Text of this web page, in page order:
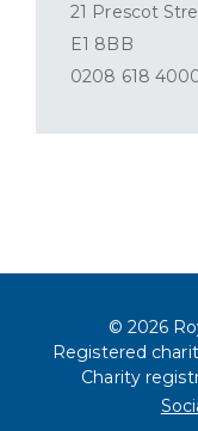
21 Prescot
E1 8BB
0208 618
© 2026
Registered
Charity